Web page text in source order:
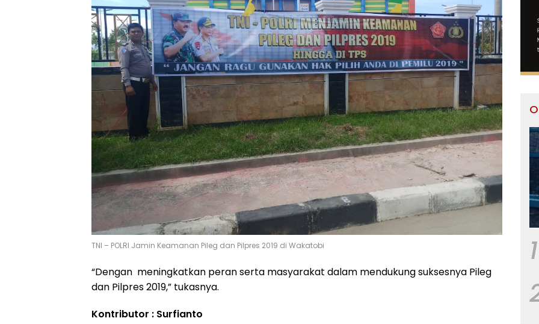
TNI – POLRI Jamin Keamanan Pileg dan Pilpres 2019 di Wakatobi
“Dengan meningkatkan peran serta masyarakat dalam mendukung suksesnya Pileg
dan Pilpres 2019,” tukasnya.
Kontributor : Surfianto
1